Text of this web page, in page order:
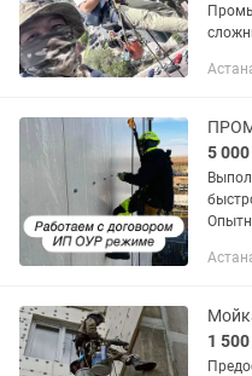
сложных
5
1